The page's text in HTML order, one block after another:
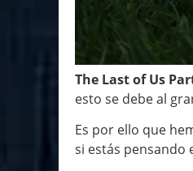
The Last of Us
esto se debe al
Es por ello que
si estás pensando